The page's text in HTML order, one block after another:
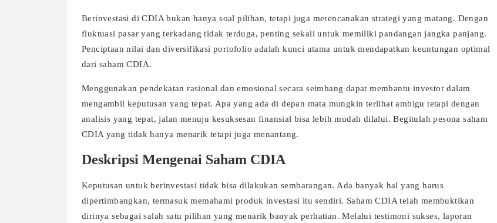
Berinvestasi di CDIA bukan hanya soal pilihan, tetapi juga merencanakan strategi yang matang. Dengan
fluktuasi pasar yang terkadang tidak terduga, penting sekali untuk memiliki pandangan jangka panjang.
Penciptaan nilai dan diversifikasi portofolio adalah kunci utama untuk mendapatkan keuntungan optimal
dari saham CDIA.
Menggunakan pendekatan rasional dan emosional secara seimbang dapat membantu investor dalam
mengambil keputusan yang tepat. Apa yang ada di depan mata mungkin terlihat ambigu tetapi dengan
analisis yang tepat, jalan menuju kesuksesan finansial bisa lebih mudah dilalui. Begitulah pesona saham
CDIA yang tidak hanya menarik tetapi juga menantang.
Deskripsi Mengenai Saham CDIA
Keputusan untuk berinvestasi tidak bisa dilakukan sembarangan. Ada banyak hal yang harus
dipertimbangkan, termasuk memahami produk investasi itu sendiri. Saham CDIA telah membuktikan
dirinya sebagai salah satu pilihan yang menarik banyak perhatian. Melalui testimoni sukses, laporan